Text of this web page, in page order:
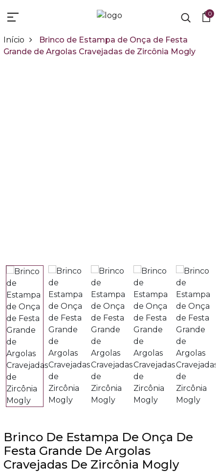
0
Início
Brinco de Estampa de Onça de Festa
Grande de Argolas Cravejadas de Zircônia Mogly
Brinco De Estampa De Onça De
Festa Grande De Argolas
Cravejadas De Zircônia Mogly